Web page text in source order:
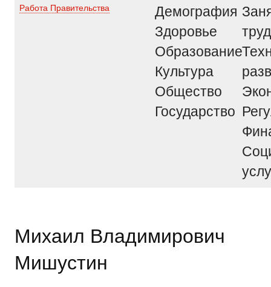
Работа Правительства
Демография
Здоровье
Образование
Культура
Общество
Государство
труд
Михаил Владимирович
Мишустин